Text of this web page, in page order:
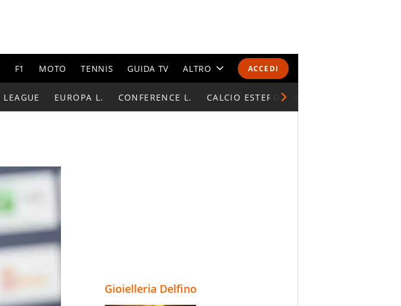
ACCEDI
F1 MOTO TENNIS GUIDA TV ALTRO
CALENDARI E CLASSIFICHE
EUROPA L. CONFERENCE L. CALCIO ESTERO
Gioielleria Delfino